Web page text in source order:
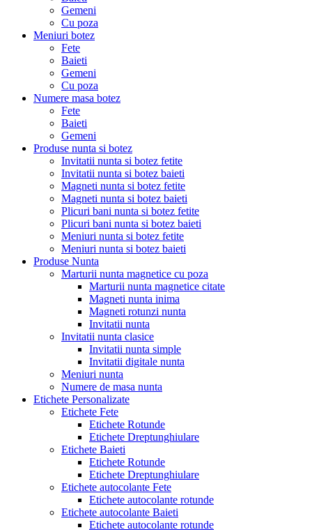
Gemeni
Cu poza
Meniuri botez
Fete
Baieti
Gemeni
Cu poza
Numere masa botez
Fete
Baieti
Gemeni
Produse nunta si botez
Invitatii nunta si botez fetite
Invitatii nunta si botez baieti
Magneti nunta si botez fetite
Magneti nunta si botez baieti
Plicuri bani nunta si botez fetite
Plicuri bani nunta si botez baieti
Meniuri nunta si botez fetite
Meniuri nunta si botez baieti
Produse Nunta
Marturii nunta magnetice cu poza
Marturii nunta magnetice citate
Magneti nunta inima
Magneti rotunzi nunta
Invitatii nunta
Invitatii nunta clasice
Invitatii nunta simple
Invitatii digitale nunta
Meniuri nunta
Numere de masa nunta
Etichete Personalizate
Etichete Fete
Etichete Rotunde
Etichete Dreptunghiulare
Etichete Baieti
Etichete Rotunde
Etichete Dreptunghiulare
Etichete autocolante Fete
Etichete autocolante rotunde
Etichete autocolante Baieti
Etichete autocolante rotunde